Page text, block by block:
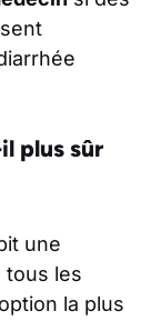
plus sûr
une
tous les
la plus